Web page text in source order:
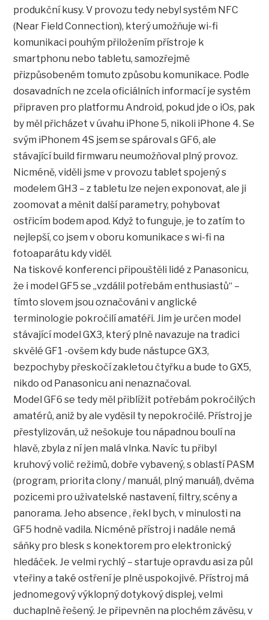
produkční kusy. V provozu tedy nebyl systém NFC
(Near Field Connection), který umožňuje wi-fi
komunikaci pouhým přiložením přístroje k
smartphonu nebo tabletu, samozřejmě
přizpůsobeném tomuto způsobu komunikace. Podle
dosavadních ne zcela oficiálních informací je systém
připraven pro platformu Android, pokud jde o iOs, pak
by měl přicházet v úvahu iPhone 5, nikoli iPhone 4. Se
svým iPhonem 4S jsem se spároval s GF6, ale
stávající build firmwaru neumožňoval plný provoz.
Nicméně, viděli jsme v provozu tablet spojený s
modelem GH3 – z tabletu lze nejen exponovat, ale ji
zoomovat a měnit další parametry, pohybovat
ostřicím bodem apod. Když to funguje, je to zatím to
nejlepší, co jsem v oboru komunikace s wi-fi na
fotoaparátu kdy viděl.
Na tiskové konferenci připouštěli lidé z Panasonicu,
že i model GF5 se „vzdálil potřebám enthusiastů“ –
tímto slovem jsou označováni v anglické
terminologie pokročilí amatéři. Jim je určen model
stávající model GX3, který plně navazuje na tradici
skvělé GF1 -ovšem kdy bude nástupce GX3,
bezpochyby přeskočí zakletou čtyřku a bude to GX5,
nikdo od Panasonicu ani nenaznačoval.
Model GF6 se tedy měl přiblížit potřebám pokročilých
amatérů, aniž by ale vyděsil ty nepokročilé. Přístroj je
přestylizován, už nešokuje tou nápadnou boulí na
hlavě, zbyla z ní jen malá vlnka. Navíc tu přibyl
kruhový volič režimů, dobře vybavený, s oblastí PASM
(program, priorita clony / manuál, plný manuál), dvěma
pozicemi pro uživatelské nastavení, filtry, scény a
panorama. Jeho absence , řekl bych, v minulosti na
GF5 hodně vadila. Nicméně přístroj i nadále nemá
sáňky pro blesk s konektorem pro elektronický
hledáček. Je velmi rychlý – startuje opravdu asi za půl
vteřiny a také ostření je plně uspokojivé. Přístroj má
jednomegový výklopný dotykový displej, velmi
duchaplně řešený. Je připevněn na plochém závěsu, v